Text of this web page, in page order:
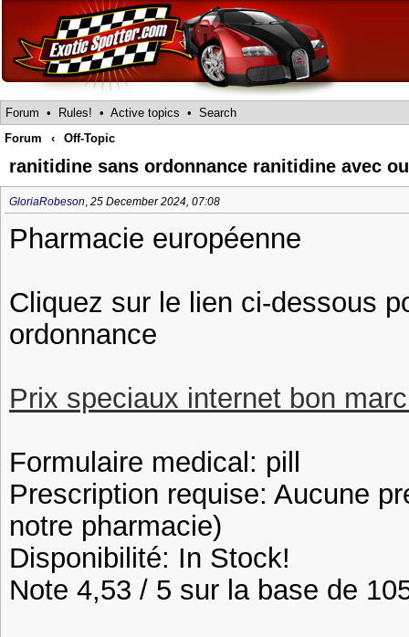
Forum • Rules! • Active topics • Search
Forum
‹ Off-Topic
ranitidine sans ordonnance ranitidine avec
GloriaRobeson, 25 December 2024, 07:08
Pharmacie européenne
Cliquez sur le lien ci-dessous
ordonnance
Prix speciaux internet bon
Formulaire medical: pill
Prescription requise: Aucune
notre pharmacie)
Disponibilité: In Stock!
Note 4,53 / 5 sur la base de